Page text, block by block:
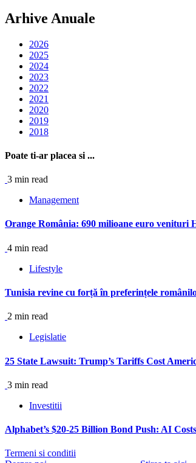
Arhive Anuale
2026
2025
2024
2023
2022
2021
2020
2019
2018
Poate ti-ar placea si ...
3 min read
Management
Orange România: 690 milioane euro venituri
4 min read
Lifestyle
Tunisia revine cu forță în preferințele
2 min read
Legislatie
25 State Lawsuit: Trump’s Tariffs Cost
3 min read
Investitii
Alphabet’s $20-25 Billion Bond Push: AI
Termeni si conditii